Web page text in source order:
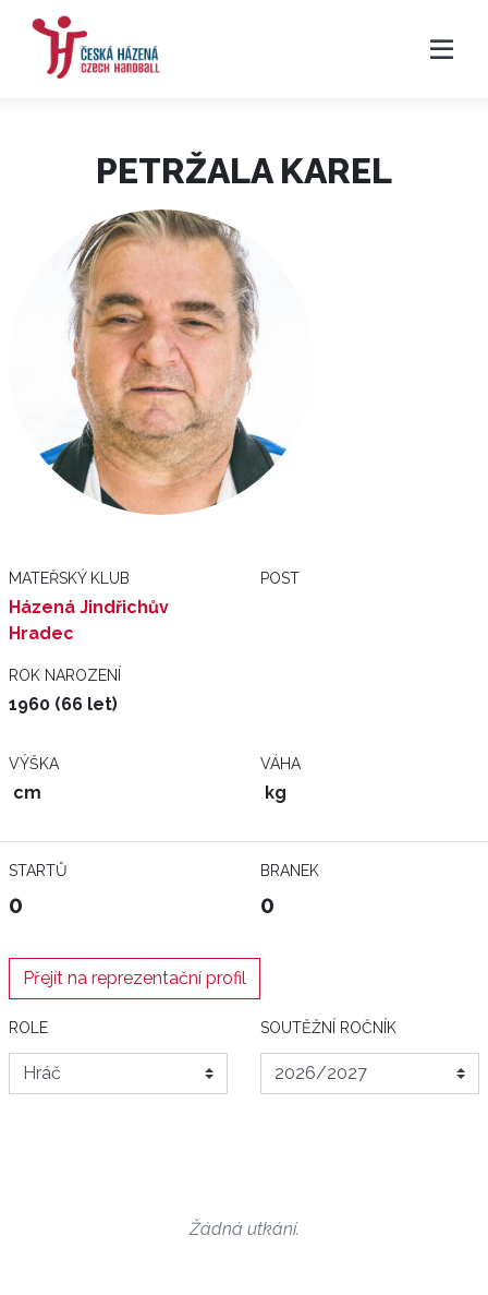
PETRŽALA KAREL
MATEŘSKÝ KLUB
Házená Jindřichův
Hradec
POST
ROK NAROZENÍ
1960 (66 let)
VÝŠKA
cm
VÁHA
kg
STARTŮ
0
BRANEK
0
Přejít na reprezentační profil
ROLE SOUTĚŽNÍ ROČNÍK
Žádná utkání.